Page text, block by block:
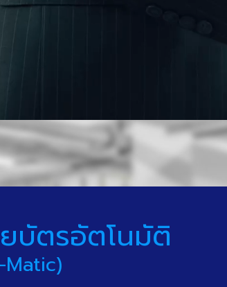
บัตรอัตโนมัติ
Matic)